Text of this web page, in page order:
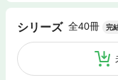
シリーズ 全40冊 完